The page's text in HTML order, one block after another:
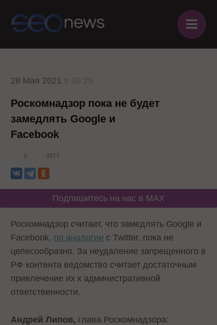
≡
28 Мая 2021
Роскомнадзор пока не будет
замедлять Google и
Facebook
0 3877
Подпишитесь на нас в MAX
Роскомнадзор считает, что замедлять Google и
Facebook, по аналогии с Twitter, пока не
целесообразно. За неудаление запрещенного в
РФ контента ведомство считает достаточным
привлечение их к административной
ответственности.
Андрей Липов, глава Роскомнадзора: